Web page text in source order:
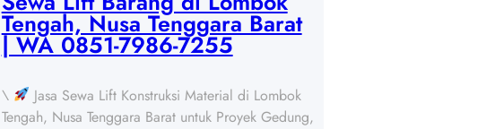
Tengah, Nusa Tenggara Barat
| WA 0851-7986-7255
\
Jasa Sewa Lift Konstruksi Material di Lombok
Tengah, Nusa Tenggara Barat untuk Proyek Gedung,